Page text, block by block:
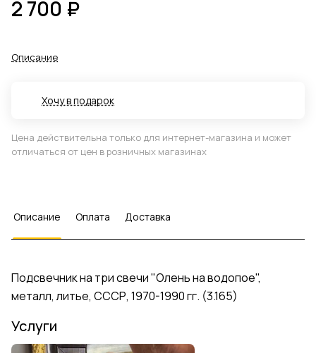
2 700 ₽
Описание
Хочу в подарок
Цена действительна только для интернет-магазина и может
отличаться от цен в розничных магазинах
Описание Оплата Доставка
Подсвечник на три свечи "Олень на водопое",
металл, литье, СССР, 1970-1990 гг. (3.165)
Услуги